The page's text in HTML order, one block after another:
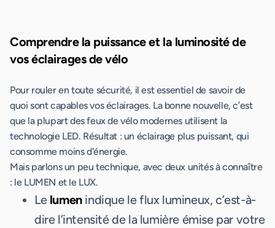
Comprendre la puissance et la luminosité de
vos éclairages de vélo
Pour rouler en toute sécurité, il est essentiel de savoir de
quoi sont capables vos éclairages. La bonne nouvelle, c’est
que la plupart des feux de vélo modernes utilisent la
technologie LED. Résultat : un éclairage plus puissant, qui
consomme moins d'énergie.
Mais parlons un peu technique, avec deux unités à connaître
: le LUMEN et le LUX.
Le lumenindique le flux lumineux, c’est-à-
dire l’intensité de la lumière émise par votre